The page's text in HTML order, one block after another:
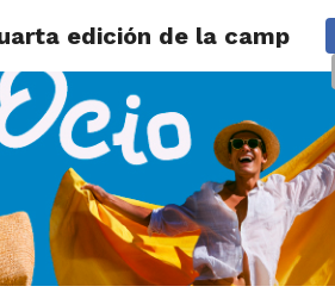
edición de la campaña